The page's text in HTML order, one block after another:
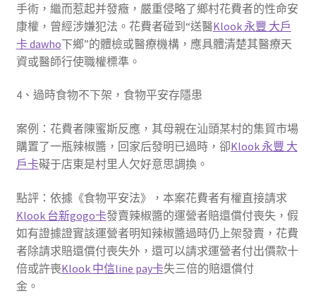
手術，繼而惹起并發癥，嚴重侵略了鄉村花費者的性命安
康權，曾經涉嫌犯法。花費者碰到“送醫Klook 永豐 大戶
卡 dawho下鄉”的體檢或醫療機構，應具體清楚其醫療天
資或醫師行使職權標準。
4、過時食物不下架，食物平安存隱患
案例：花費者陳蜜斯反應，其母親在汕頭某村的集貿市場
購置了一瓶辣椒醬，回家后發明已過時，卻Klook 永豐 大
戶卡礙于店東是村里人欠好意思調換。
點評：依據《食物平安法》，本案花費者有權直接請求
Klook 台新gogo卡發賣辣椒醬的運營者賠還償付喪失，假
如有證據證實該運營者明知辣椒醬過時仍上架發賣，花費
者除請求賠還償付喪失外，還可以請求運營者付出價款十
倍或許喪Klook 中信line pay卡失三倍的賠還償付
金。